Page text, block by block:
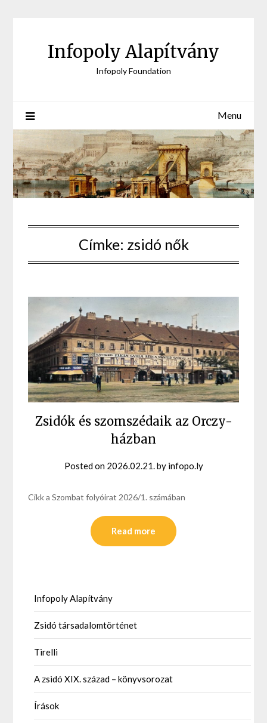
Infopoly Alapítvány
Infopoly Foundation
Menu
Címke: zsidó nők
Zsidók és szomszédaik az Orczy-
házban
Posted on 2026.02.21.by infopo.ly
Cikk a Szombat folyóirat 2026/1. számában
Read more
Infopoly Alapítvány
Zsidó társadalomtörténet
Tirelli
A zsidó XIX. század – könyvsorozat
Írások